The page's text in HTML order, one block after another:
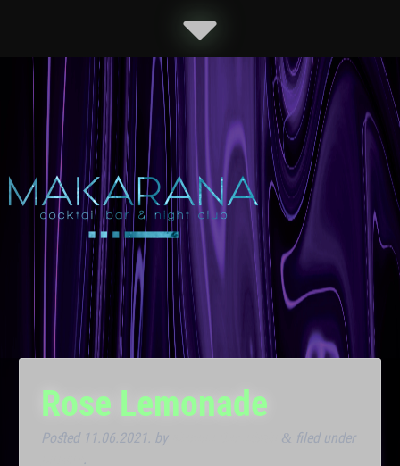
Rose Lemonade
Posted 11.06.2021. by & filed under
.